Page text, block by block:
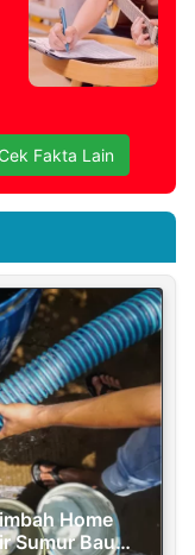
Fakta Lain
Home
Sumur Bau